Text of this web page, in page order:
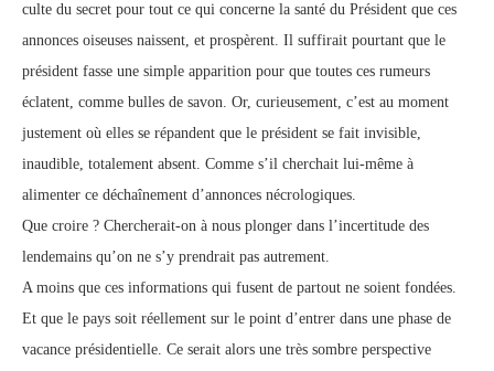
culte du secret pour tout ce qui concerne la santé du Président que ces
annonces oiseuses naissent, et prospèrent. Il suffirait pourtant que le
président fasse une simple apparition pour que toutes ces rumeurs
éclatent, comme bulles de savon. Or, curieusement, c’est au moment
justement où elles se répandent que le président se fait invisible,
inaudible, totalement absent. Comme s’il cherchait lui-même à
alimenter ce déchaînement d’annonces nécrologiques.
Que croire ? Chercherait-on à nous plonger dans l’incertitude des
lendemains qu’on ne s’y prendrait pas autrement.
A moins que ces informations qui fusent de partout ne soient fondées.
Et que le pays soit réellement sur le point d’entrer dans une phase de
vacance présidentielle. Ce serait alors une très sombre perspective